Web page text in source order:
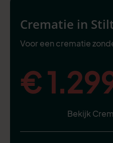
Crematie in
Voor een crematie
€
Bekijk